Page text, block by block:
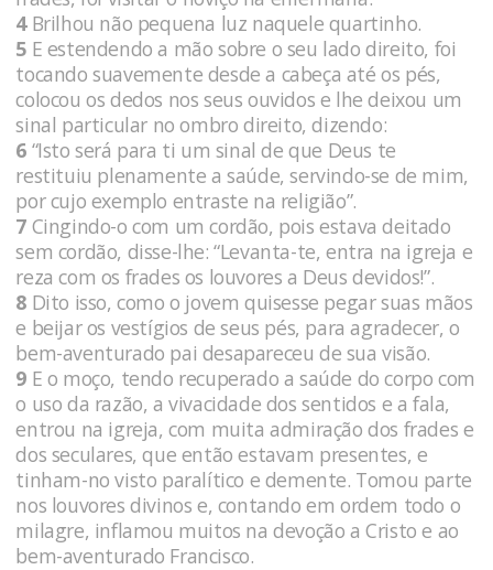
4Brilhou não pequena luz naquele quartinho.
5 E estendendo a mão sobre o seu lado direito, foi
tocando suavemente desde a cabeça até os pés,
colocou os dedos nos seus ouvidos e lhe deixou um
sinal particular no ombro direito, dizendo:
6 “Isto será para ti um sinal de que Deus te
restituiu plenamente a saúde, servindo-se de mim,
por cujo exemplo entraste na religião”.
7 Cingindo-o com um cordão, pois estava deitado
sem cordão, disse-lhe: “Levanta-te, entra na igreja e
reza com os frades os louvores a Deus devidos!”.
8 Dito isso, como o jovem quisesse pegar suas mãos
e beijar os vestígios de seus pés, para agradecer, o
bem-aventurado pai desapareceu de sua visão.
9 E o moço, tendo recuperado a saúde do corpo com
o uso da razão, a vivacidade dos sentidos e a fala,
entrou na igreja, com muita admiração dos frades e
dos seculares, que então estavam presentes, e
tinham-no visto paralítico e demente. Tomou parte
nos louvores divinos e, contando em ordem todo o
milagre, inflamou muitos na devoção a Cristo e ao
bem-aventurado Francisco.